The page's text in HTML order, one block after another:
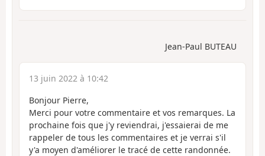
Jean-Paul BUTEAU
13 juin 2022 à 10:42
Bonjour Pierre,
Merci pour votre commentaire et vos remarques. La
prochaine fois que j'y reviendrai, j'essaierai de me
rappeler de tous les commentaires et je verrai s'il
y'a moyen d'améliorer le tracé de cette randonnée.